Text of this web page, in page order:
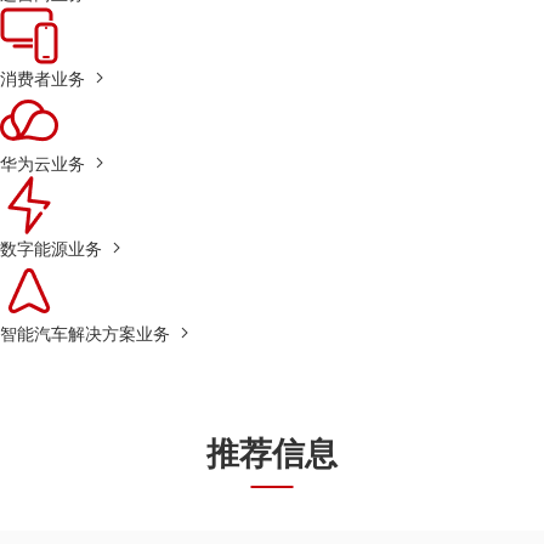
消费者业务
华为云业务
数字能源业务
智能汽车解决方案业务
推荐信息